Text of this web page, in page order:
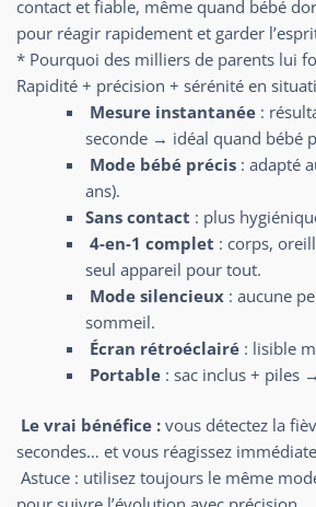
contact et fiable, même quand bébé
pour réagir rapidement et garder
* Pourquoi des milliers de parents lui
Rapidité + précision + sérénité en
Mesure instantanée:
seconde → idéal quand bébé
Mode bébé précis: adapté
ans).
Sans contact : plus
4-en-1 complet : corps,
seul appareil pour tout.
Mode silencieux: aucune
sommeil.
Écran rétroéclairé: lisible
Portable: sac inclus + piles
Le vrai bénéfice : vous détectez la
secondes… et vous réagissez
Astuce : utilisez toujours le même